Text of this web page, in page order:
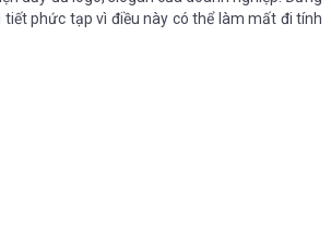
tiết phức tạp vì điều này có thể làm mất đi tính